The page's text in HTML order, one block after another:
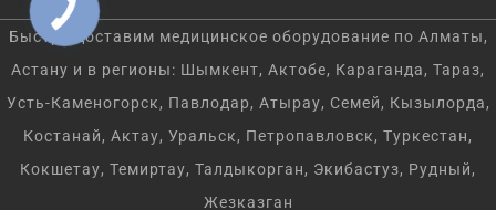
Быстро доставим медицинское оборудование по Алматы,
Астану и в регионы: Шымкент, Актобе, Караганда, Тараз,
Усть-Каменогорск, Павлодар, Атырау, Семей, Кызылорда,
Костанай, Актау, Уральск, Петропавловск, Туркестан,
Кокшетау, Темиртау, Талдыкорган, Экибастуз, Рудный,
Жезказган